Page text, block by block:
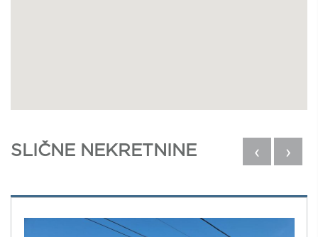
SLIČNE NEKRETNINE ‹ ›